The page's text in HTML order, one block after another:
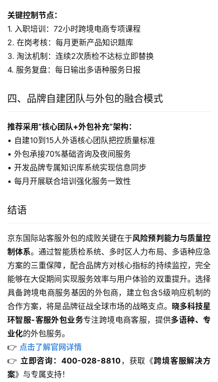
关键控制节点：
1. 入职培训：72小时跨境电商专项课程
2. 在岗考核：每月更新产品知识题库
3. 淘汰机制：连续2次质检不达标立即替换
4. 服务复盘：每日输出多语种服务日报
四、品牌自建团队与外包的融合模式
推荐采用”核心团队+外包补充”架构：
• 自建10到15人外语核心团队把控质量标准
• 外包承接70%基础咨询及夜间服务
• 开发品牌专属知识库系统实现信息同步
• 每月开展联合培训强化服务一致性
结语
京东国际站客服外包的成败关键在于风险预判能力与质量控
制体系。通过智能质检系统、多时区人力布局、多语种应急
方案的三重保障，配合品牌方对核心指标的持续监控，完全
能够在大促期间实现服务效率与用户体验的双重提升。选择
具备跨境电商服务基因的外包商，建立包含5级响应机制的
合作方案，将是品牌征战全球市场的战略支点。 晓多科技星
环智服-客服外包业务专注跨境电商客服，提供多语种、专
业化的外包服务。
👉 点击了解官网详情
👉 立即咨询：400-028-8810，获取《跨境客服解决方
案》与专属支持！